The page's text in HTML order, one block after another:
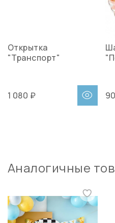
Открытка
"Транспорт"
1 080 ₽
Аналогичные